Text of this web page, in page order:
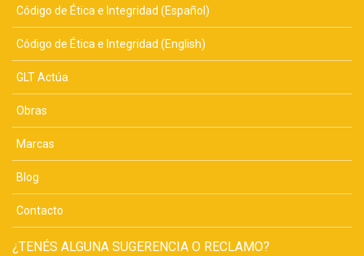
Código de Ética e Integridad (Español)
Código de Ética e Integridad (English)
GLT Actúa
Obras
Marcas
Blog
Contacto
¿TENÉS ALGUNA SUGERENCIA O RECLAMO?